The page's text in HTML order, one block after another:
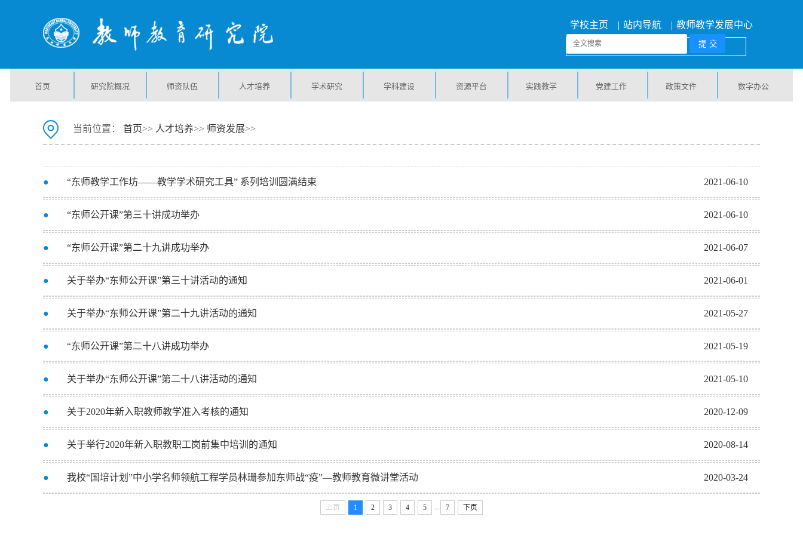
学校主页 | 站内导航 | 教师教学发展中心
首页 研究院概况 师资队伍 人才培养 学术研究 学科建设 资源平台 实践教学 党建工作 政策文件 数字办公
当前位置： 首页>> 人才培养>> 师资发展>>
● “东师教学工作坊——教学学术研究工具” 系列培训圆满结束 2021-06-10
● “东师公开课”第三十讲成功举办 2021-06-10
● “东师公开课”第二十九讲成功举办 2021-06-07
● 关于举办“东师公开课”第三十讲活动的通知 2021-06-01
● 关于举办“东师公开课”第二十九讲活动的通知 2021-05-27
● “东师公开课”第二十八讲成功举办 2021-05-19
● 关于举办“东师公开课”第二十八讲活动的通知 2021-05-10
● 关于2020年新入职教师教学准入考核的通知 2020-12-09
● 关于举行2020年新入职教职工岗前集中培训的通知 2020-08-14
● 我校“国培计划”中小学名师领航工程学员林珊参加东师战“疫”—教师教育微讲堂活动 2020-03-24
上页 1 2 3 4 5 7 下页